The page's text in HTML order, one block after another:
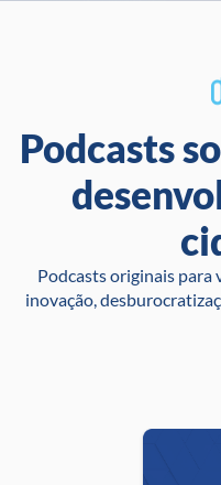
Podcasts
Podcasts originais para
inovação,